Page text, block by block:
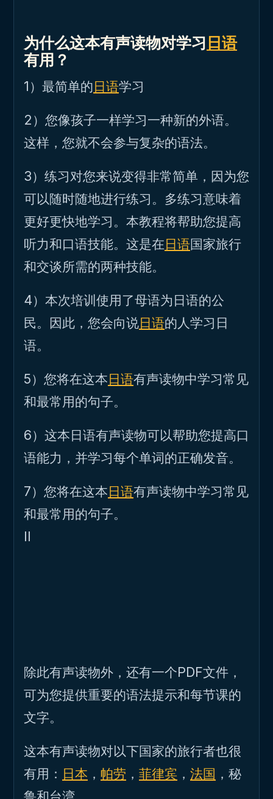
为什么这本有声读物对学习日语
有用？
1）最简单的日语学习
2）您像孩子一样学习一种新的外语。
这样，您就不会参与复杂的语法。
3）练习对您来说变得非常简单，因为您
可以随时随地进行练习。多练习意味着
更好更快地学习。本教程将帮助您提高
听力和口语技能。这是在日语国家旅行
和交谈所需的两种技能。
4）本次培训使用了母语为日语的公
民。因此，您会向说日语的人学习日
语。
5）您将在这本日语有声读物中学习常见
和最常用的句子。
6）这本日语有声读物可以帮助您提高口
语能力，并学习每个单词的正确发音。
7）您将在这本日语有声读物中学习常见
和最常用的句子。
II
除此有声读物外，还有一个PDF文件，
可为您提供重要的语法提示和每节课的
文字。
这本有声读物对以下国家的旅行者也很
有用： 日本 ， 帕劳 ， 菲律宾 ， 法国 ，秘